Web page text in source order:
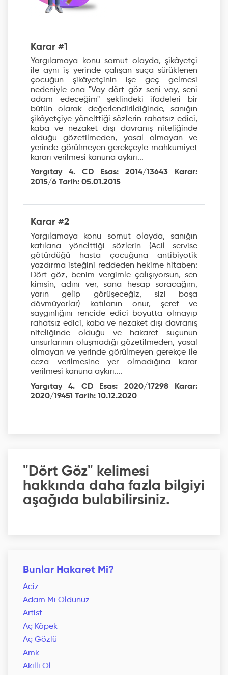
Karar #1
Yargılamaya konu somut olayda, şikâyetçi
ile aynı iş yerinde çalışan suça sürüklenen
çocuğun şikâyetçinin işe geç gelmesi
nedeniyle ona "Vay dört göz seni vay, seni
adam edeceğim" şeklindeki ifadeleri bir
bütün olarak değerlendirildiğinde, sanığın
şikâyetçiye yönelttiği sözlerin rahatsız edici,
kaba ve nezaket dışı davranış niteliğinde
olduğu gözetilmeden, yasal olmayan ve
yerinde görülmeyen gerekçeyle mahkumiyet
kararı verilmesi kanuna aykırı...
Yargıtay 4. CD Esas: 2014/13643 Karar:
2015/6 Tarih: 05.01.2015
Karar #2
Yargılamaya konu somut olayda, sanığın
katılana yönelttiği sözlerin (Acil servise
götürdüğü hasta çocuğuna antibiyotik
yazdırma isteğini reddeden hekime hitaben:
Dört göz, benim vergimle çalışıyorsun, sen
kimsin, adını ver, sana hesap soracağım,
yarın gelip görüşeceğiz, sizi boşa
dövmüyorlar) katılanın onur, şeref ve
saygınlığını rencide edici boyutta olmayıp
rahatsız edici, kaba ve nezaket dışı davranış
niteliğinde olduğu ve hakaret suçunun
unsurlarının oluşmadığı gözetilmeden, yasal
olmayan ve yerinde görülmeyen gerekçe ile
ceza verilmesine yer olmadığına karar
verilmesi kanuna aykırı....
Yargıtay 4. CD Esas: 2020/17298 Karar:
2020/19451 Tarih: 10.12.2020
"Dört Göz" kelimesi
hakkında daha fazla bilgiyi
aşağıda bulabilirsiniz.
Bunlar Hakaret Mi?
Aciz
Adam Mı Oldunuz
Artist
Aç Köpek
Aç Gözlü
Amk
Akıllı Ol